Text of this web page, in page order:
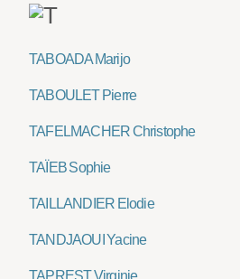
TABOADA Marijo
TABOULET Pierre
TAFELMACHER Christophe
TAÏEB Sophie
TAILLANDIER Elodie
TANDJAOUI Yacine